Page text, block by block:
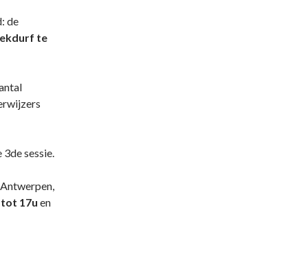
de
te
sessie.
17u en